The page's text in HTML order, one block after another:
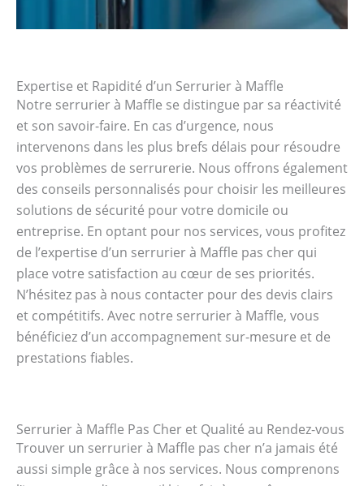
Expertise et Rapidité d’un Serrurier à Maffle
Notre serrurier à Maffle se distingue par sa réactivité
et son savoir-faire. En cas d’urgence, nous
intervenons dans les plus brefs délais pour résoudre
vos problèmes de serrurerie. Nous offrons également
des conseils personnalisés pour choisir les meilleures
solutions de sécurité pour votre domicile ou
entreprise. En optant pour nos services, vous profitez
de l’expertise d’un serrurier à Maffle pas cher qui
place votre satisfaction au cœur de ses priorités.
N’hésitez pas à nous contacter pour des devis clairs
et compétitifs. Avec notre serrurier à Maffle, vous
bénéficiez d’un accompagnement sur-mesure et de
prestations fiables.
Serrurier à Maffle Pas Cher et Qualité au Rendez-vous
Trouver un serrurier à Maffle pas cher n’a jamais été
aussi simple grâce à nos services. Nous comprenons